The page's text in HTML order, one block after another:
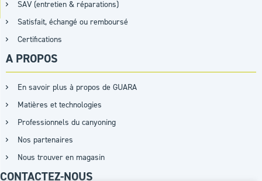
SAV (entretien & réparations)
Satisfait, échangé ou remboursé
Certifications
A PROPOS
En savoir plus à propos de GUARA
Matières et technologies
Professionnels du canyoning
Nos partenaires
Nous trouver en magasin
CONTACTEZ-NOUS